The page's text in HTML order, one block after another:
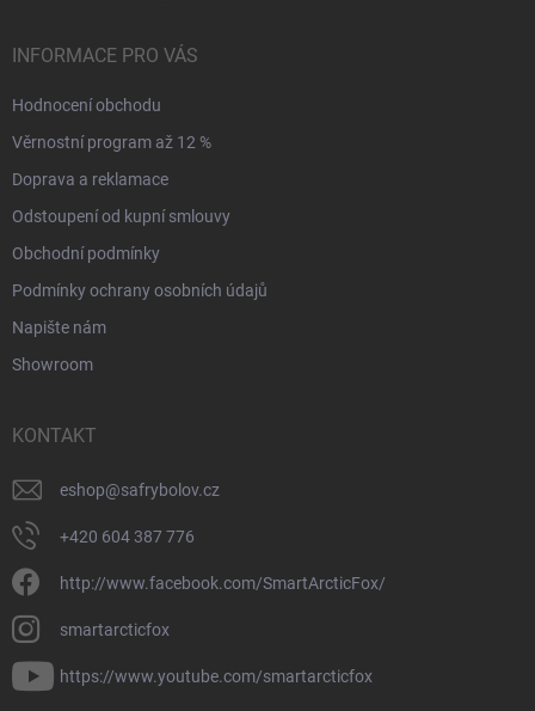
INFORMACE PRO VÁS
Hodnocení obchodu
Věrnostní program až 12 %
Doprava a reklamace
Odstoupení od kupní smlouvy
Obchodní podmínky
Podmínky ochrany osobních údajů
Napište nám
Showroom
KONTAKT
eshop@safrybolov.cz
+420 604 387 776
http://www.facebook.com/SmartArcticFox/
smartarcticfox
https://www.youtube.com/smartarcticfox